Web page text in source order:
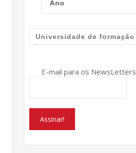
E-mail para os NewsLetters